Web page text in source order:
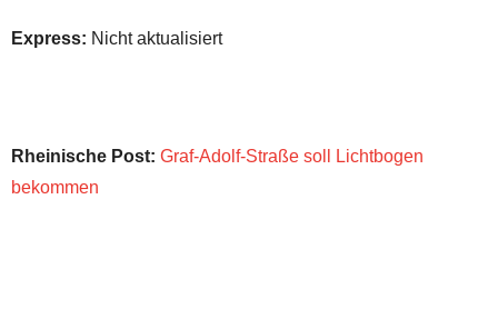
Express: Nicht aktualisiert
Rheinische Post: Graf-Adolf-Straße soll Lichtbogen
bekommen